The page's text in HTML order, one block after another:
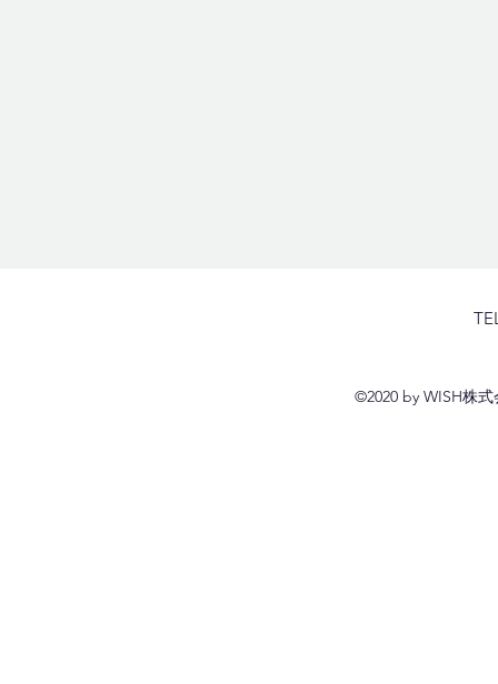
©2020 by WISH株